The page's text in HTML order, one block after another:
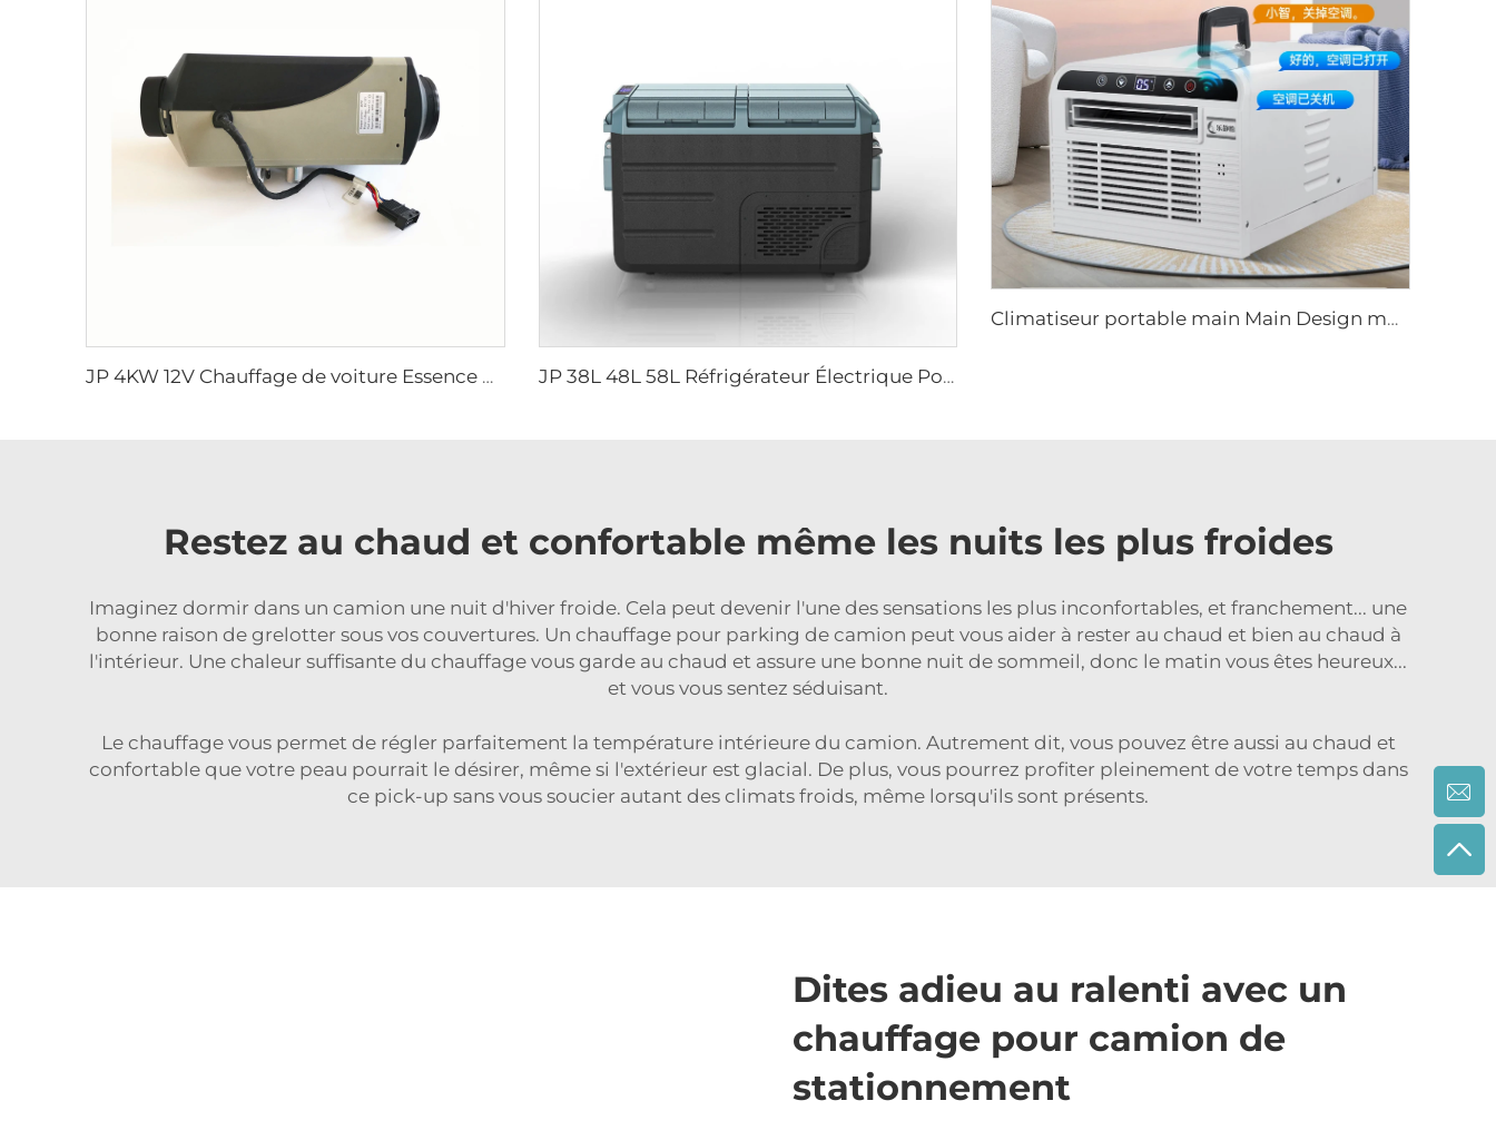
JP 4KW 12V Chauffage de voiture Essence Chauffage stationnaire bateau diesel Similaire à Webasto JP 38L 48L 58L Réfrigérateur Électrique Portable à Double Zone Boîte de Refroidissement Compresseur DC Congélateur Réfrigérateur pour Voiture Camping
Climatiseur portable main Main Design moderne 220V pour camping Voyages en voiture Stationnement camion Climatisation mobile Utilisation
Restez au chaud et confortable même les nuits les plus froides
Imaginez dormir dans un camion une nuit d'hiver froide. Cela peut devenir l'une des sensations les plus inconfortables, et franchement... une
bonne raison de grelotter sous vos couvertures. Un chauffage pour parking de camion peut vous aider à rester au chaud et bien au chaud à
l'intérieur. Une chaleur suffisante du chauffage vous garde au chaud et assure une bonne nuit de sommeil, donc le matin vous êtes heureux...
et vous vous sentez séduisant.
Le chauffage vous permet de régler parfaitement la température intérieure du camion. Autrement dit, vous pouvez être aussi au chaud et
confortable que votre peau pourrait le désirer, même si l'extérieur est glacial. De plus, vous pourrez profiter pleinement de votre temps dans
ce pick-up sans vous soucier autant des climats froids, même lorsqu'ils sont présents.
Dites adieu au ralenti avec un
chauffage pour camion de
stationnement